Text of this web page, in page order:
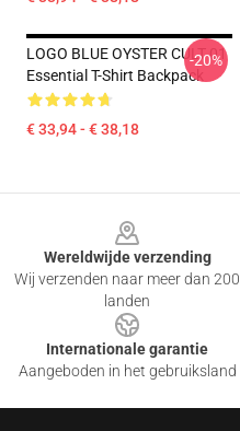
LOGO BLUE OYSTER CULT 01
Essential T-Shirt Backpack
€ 33,94 - € 38,18
-20%
Wereldwijde verzending
Wij verzenden naar meer dan 200
landen
Internationale garantie
Aangeboden in het gebruiksland